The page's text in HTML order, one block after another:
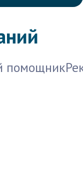
помощник